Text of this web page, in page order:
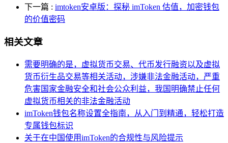
下一篇 : imtoken安卓版：探秘 imToken 估值，加密钱包
的价值密码
相关文章
需要明确的是，虚拟货币交易、代币发行融资以及虚拟
货币衍生品交易等相关活动，涉嫌非法金融活动，严重
危害国家金融安全和社会公众利益，我国明确禁止任何
虚拟货币相关的非法金融活动
imToken钱包名称设置全指南，从入门到精通，轻松打造
专属钱包标识
关于在中国使用imToken的合规性与风险提示